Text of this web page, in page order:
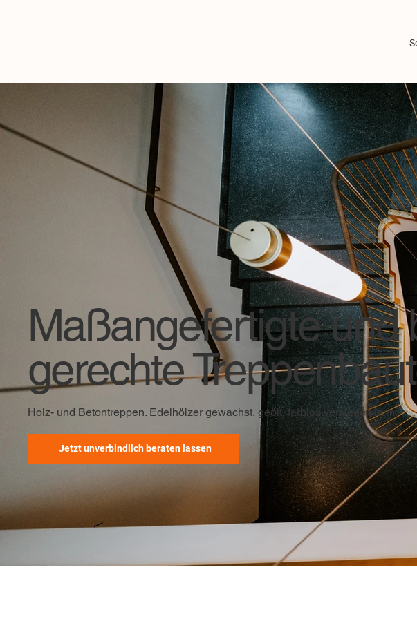
Maßangefertigte und
gerechte
Holz- und Betontreppen. Edelhölzer gewachst, geölt, farblos versiegelt uvm.
Jetzt unverbindlich beraten lassen